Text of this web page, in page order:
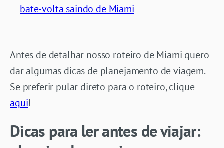
bate-volta saindo de Miami
Antes de detalhar nosso roteiro de Miami quero
dar algumas dicas de planejamento de viagem.
Se preferir pular direto para o roteiro, clique
aqui!
Dicas para ler antes de viajar: